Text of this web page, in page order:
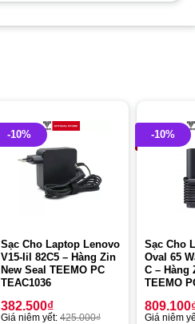
-10%
Sạc Cho Laptop Lenovo
V15-Iil 82C5 – Hàng Zin
New Seal TEEMO PC
TEAC1036
382.500₫
Giá niêm yết: 425.000₫
-10%
Sạc Cho
Oval 65
C – Hàng
TEEMO
809.100
Giá niêm